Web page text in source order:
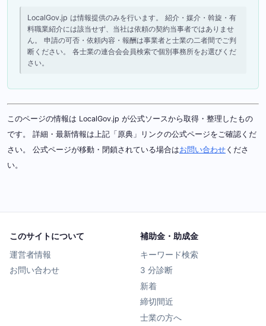
LocalGov.jp は情報提供のみを行います。 紹介・媒介・斡旋・有
料職業紹介には該当せず、当社は依頼の契約当事者ではありませ
ん。 申請の可否・依頼内容・報酬は事業者と士業の二者間でご判
断ください。 各士業の連合会会員検索で個別事務所をお選びくだ
さい。
このページの情報は LocalGov.jp が公式ソースから取得・整理したもの
です。 詳細・最新情報は上記「原典」リンクの公式ページをご確認くだ
さい。 公式ページが移動・閉鎖されている場合はお問い合わせ くださ
い。
このサイトについて
運営者情報
お問い合わせ
補助金・助成金
キーワード検索
3 分診断
新着
締切間近
士業の方へ